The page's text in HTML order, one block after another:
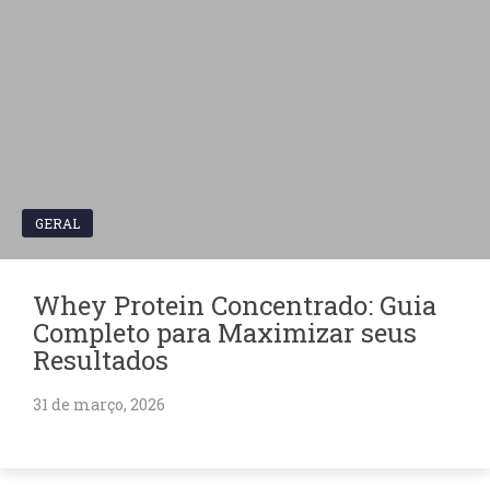
GERAL
Whey Protein Concentrado: Guia
Completo para Maximizar seus
Resultados
31 de março, 2026